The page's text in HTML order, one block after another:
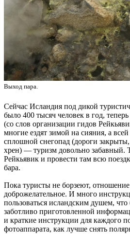
Выход пара.
Сейчас Исландия под дикой
было 400 тысяч человек в год,
(со слов организации гидов
многие ездят зимой на сияния, а
сплошной снегопад (дороги
хрен) — туризм довольно забавный.
Рейкьявик и провести там всю
бара.
Пока туристы не борзеют,
доброжелательное. И много
пользоваться исландским душем, что
заботливо приготовленной
и краткие инструкции для каждого
фотоаппарата, как лучше снять